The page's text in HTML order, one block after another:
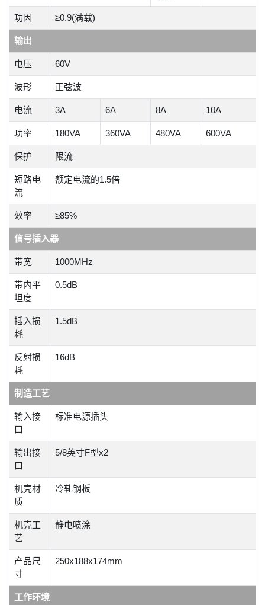
功因 ≥0.9(满载)
输出
电压 60V
波形 正弦波
电流 3A 6A 8A 10A
功率 180VA 360VA 480VA 600VA
保护 限流
短路电
流
额定电流的1.5倍
效率 ≥85%
信号插入器
带宽 1000MHz
带内平
坦度
0.5dB
插入损
耗
1.5dB
反射损
耗
16dB
制造工艺
输入接
口
标准电源插头
输出接
口
5/8英寸F型x2
机壳材
质
冷轧钢板
机壳工
艺
静电喷涂
产品尺
寸
250x188x174mm
工作环境